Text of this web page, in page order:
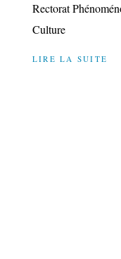
Rectorat
Culture
LIRE LA SUITE